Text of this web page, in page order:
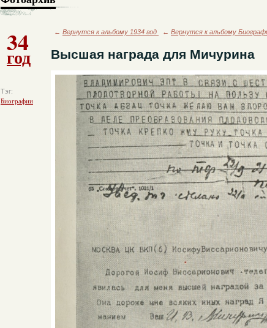
34
год
Тэг:
Биографии
← Вернутся к альбому 1934 год ← Вернутся к альбому
Высшая награда для Мичурина